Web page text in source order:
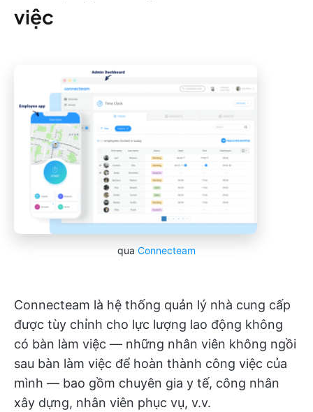
việc
qua Connecteam
Connecteam là hệ thống quản lý nhà cung cấp
được tùy chỉnh cho lực lượng lao động không
có bàn làm việc — những nhân viên không ngồi
sau bàn làm việc để hoàn thành công việc của
mình — bao gồm chuyên gia y tế, công nhân
xây dựng, nhân viên phục vụ, v.v.